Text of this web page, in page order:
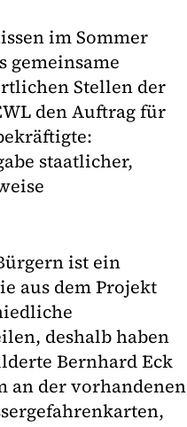
im Sommer
gemeinsame
Stellen der
den Auftrag für
staatlicher,
ist ein
aus dem Projekt
deshalb haben
Bernhard Eck
an der vorhandenen